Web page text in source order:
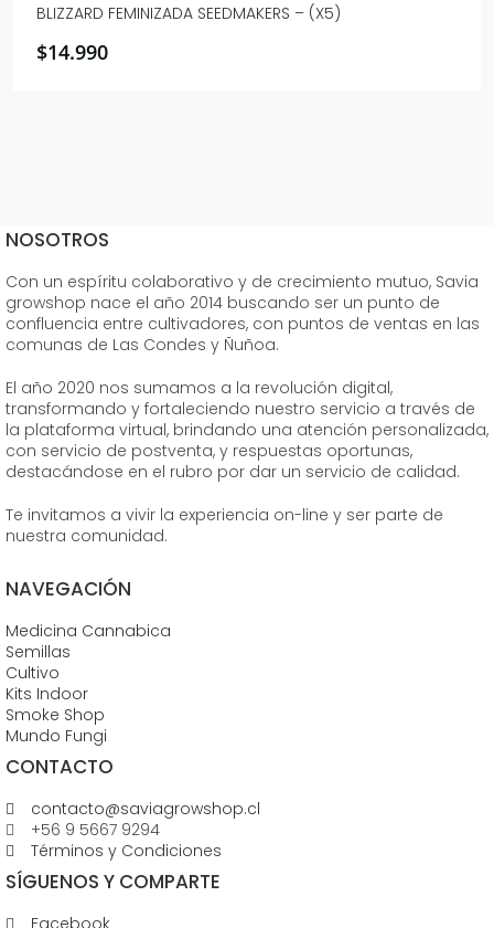
BLIZZARD FEMINIZADA SEEDMAKERS – (X5)
$14.990
NOSOTROS
Con un espíritu colaborativo y de crecimiento mutuo, Savia
growshop nace el año 2014 buscando ser un punto de
confluencia entre cultivadores, con puntos de ventas en las
comunas de Las Condes y Ñuñoa.
El año 2020 nos sumamos a la revolución digital,
transformando y fortaleciendo nuestro servicio a través de
la plataforma virtual, brindando una atención personalizada,
con servicio de postventa, y respuestas oportunas,
destacándose en el rubro por dar un servicio de calidad.
Te invitamos a vivir la experiencia on-line y ser parte de
nuestra comunidad.
NAVEGACIÓN
Medicina Cannabica
Semillas
Cultivo
Kits Indoor
Smoke Shop
Mundo Fungi
CONTACTO
contacto@saviagrowshop.cl
+56 9 5667 9294
Términos y Condiciones
SÍGUENOS Y COMPARTE